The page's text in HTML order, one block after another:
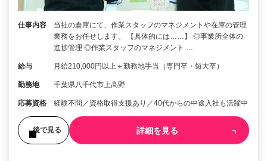
仕事内容
当社の倉庫にて、作業スタッフのマネジメントや在庫の管理
業務をお任せします。 【具体的には……】 ◎事業所全体の
進捗管理 ◎作業スタッフのマネジメント …
給与 月給210,000円以上＋勤務地手当（専門卒・短大卒）
勤務地 千葉県八千代市上高野
応募資格 経験不問／資格取得支援あり／40代からの中途入社も活躍中
後で見る 詳細を見る